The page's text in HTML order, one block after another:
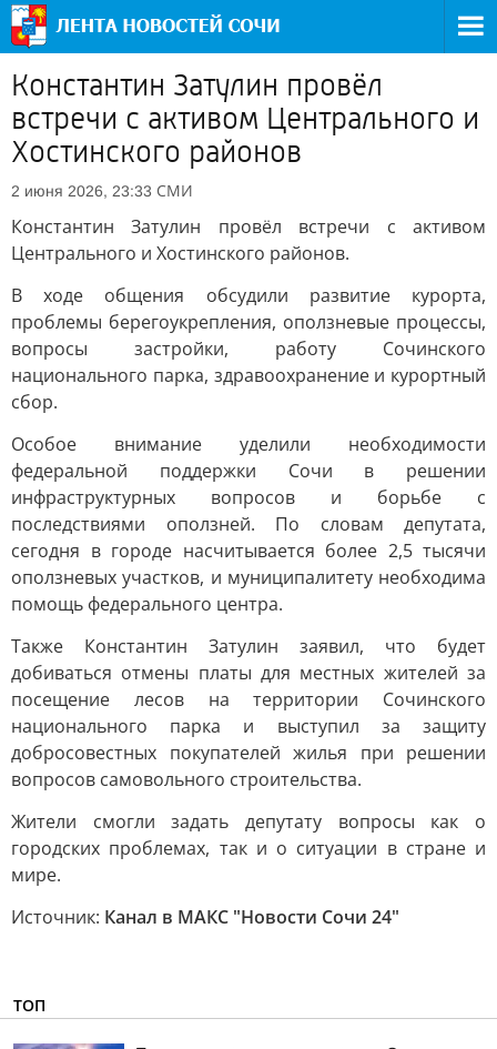
Константин Затулин провёл
встречи с активом Центрального и
Хостинского районов
2 июня 2026, 23:33 СМИ
Константин Затулин провёл встречи с активом
Центрального и Хостинского районов.
В ходе общения обсудили развитие курорта,
проблемы берегоукрепления, оползневые процессы,
вопросы застройки, работу Сочинского
национального парка, здравоохранение и курортный
сбор.
Особое внимание уделили необходимости
федеральной поддержки Сочи в решении
инфраструктурных вопросов и борьбе с
последствиями оползней. По словам депутата,
сегодня в городе насчитывается более 2,5 тысячи
оползневых участков, и муниципалитету необходима
помощь федерального центра.
Также Константин Затулин заявил, что будет
добиваться отмены платы для местных жителей за
посещение лесов на территории Сочинского
национального парка и выступил за защиту
добросовестных покупателей жилья при решении
вопросов самовольного строительства.
Жители смогли задать депутату вопросы как о
городских проблемах, так и о ситуации в стране и
мире.
Источник: Канал в МАКС "Новости Сочи 24"
ТОП